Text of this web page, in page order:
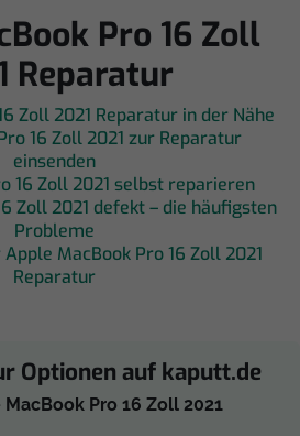
Pro 16 Zoll
Reparatur
Zoll 2021 Reparatur in der Nähe
16 Zoll 2021 zur Reparatur
einsenden
16 Zoll 2021 selbst reparieren
Zoll 2021 defekt – die häufigsten
Probleme
MacBook Pro 16 Zoll 2021
Reparatur
Optionen auf kaputt.de
Pro 16 Zoll 2021